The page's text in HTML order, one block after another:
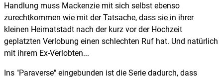
Handlung muss Mackenzie mit sich selbst ebenso
zurechtkommen wie mit der Tatsache, dass sie in ihrer
kleinen Heimatstadt nach der kurz vor der Hochzeit
geplatzten Verlobung einen schlechten Ruf hat. Und natürlich
mit ihrem Ex-Verlobten...
Ins "Paraverse" eingebunden ist die Serie dadurch, dass